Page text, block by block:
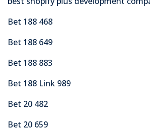
Bet 188 468
Bet 188 649
Bet 188 883
Bet 188 Link 989
Bet 20 482
Bet 20 659